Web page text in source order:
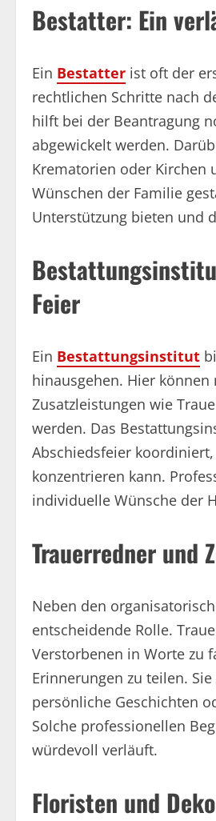
Bestatter: Ein
Ein Bestatter ist oft der
rechtlichen Schritte nach
hilft bei der Beantragung
abgewickelt werden.
Krematorien oder Kirchen
Wünschen der Familie
Unterstützung bieten und
Feier
Ein Bestattungsinstitut
hinausgehen. Hier
Zusatzleistungen wie
werden. Das
Abschiedsfeier
konzentrieren kann.
individuelle Wünsche der
Trauerredner und
Neben den
entscheidende Rolle.
Verstorbenen in Worte zu
Erinnerungen zu teilen.
persönliche Geschichten
Solche professionellen
würdevoll verläuft.
Floristen und